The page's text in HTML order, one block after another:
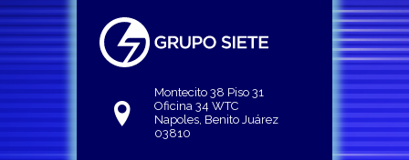
Montecito 38 Piso 31
Oficina 34 WTC
Napoles, Benito Juárez
03810